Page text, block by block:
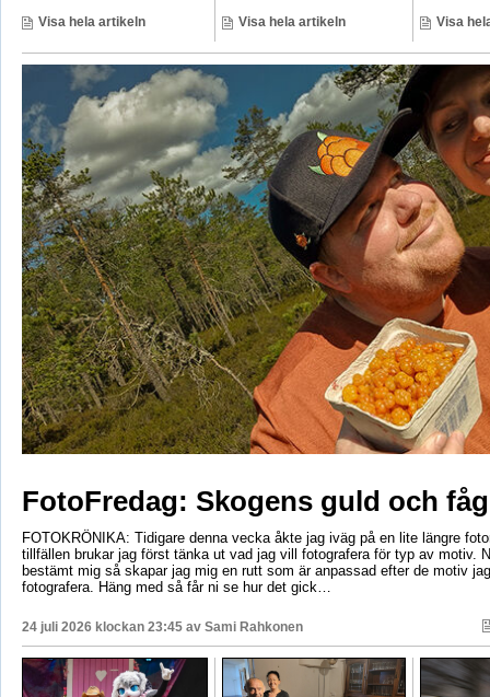
Visa hela artikeln Visa hela artikeln Visa
FotoFredag: Skogens guld och
FOTOKRÖNIKA: Tidigare denna vecka åkte jag iväg på en lite längre
tillfällen brukar jag först tänka ut vad jag vill fotografera för typ av motiv.
bestämt mig så skapar jag mig en rutt som är anpassad efter de motiv
fotografera. Häng med så får ni se hur det gick…
24 juli 2026 klockan 23:45 av Sami Rahkonen